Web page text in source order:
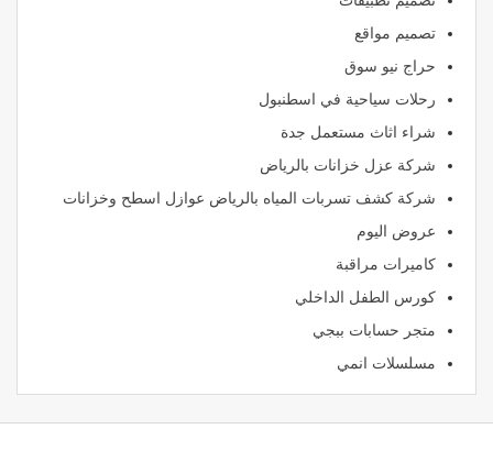
تصميم مواقع
حراج نيو سوق
رحلات سياحية في اسطنبول
شراء اثاث مستعمل جدة
شركة عزل خزانات بالرياض
شركة كشف تسربات المياه بالرياض عوازل اسطح وخزانات
عروض اليوم
كاميرات مراقبة
كورس الطفل الداخلي
متجر حسابات ببجي
مسلسلات انمي